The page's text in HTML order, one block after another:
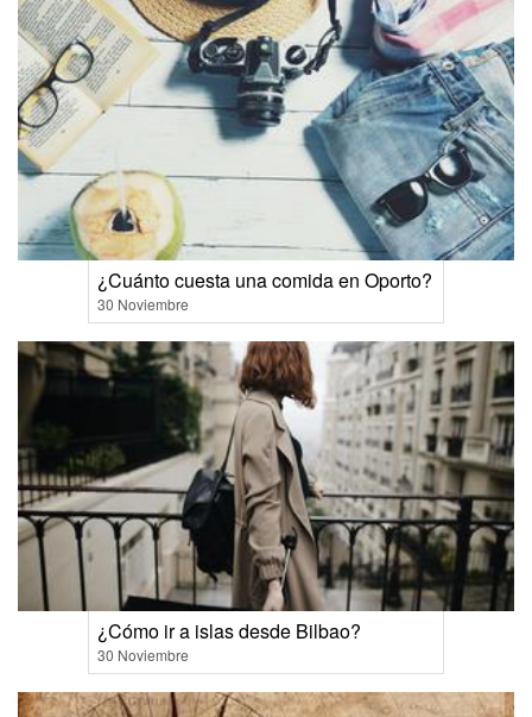
¿Cuánto cuesta una comida en Oporto?
30 Noviembre
¿Cómo ir a islas desde Bilbao?
30 Noviembre